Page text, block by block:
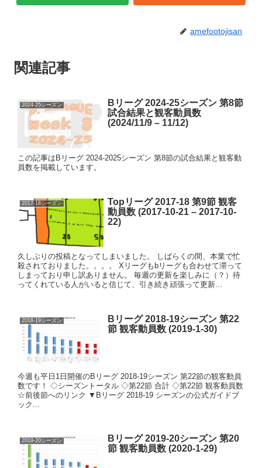
amefootojisan
関連記事
2024-25シーズン
Bリーグ 2024-25シーズン 第8節
試合結果と観客動員数
(2024/11/9 – 11/12)
この記事はBリーグ 2024-2025シーズン 第8節の試合結果と観客動
員数を掲載しています。
2017-18シーズン
Topリーグ 2017-18 第9節 観客
動員数 (2017-10-21 – 2017-10-
22)
久しぶりの投稿となってしまいました。 しばらくの間、本業で忙
殺されておりました。。。。 Xリーグもbリーグも合わせて滞って
しまっており申し訳ありません。 毎週の更新を楽しみに（？）待
ってくれている人がいると信じて、引き続き頑張って更新...
2018-19シーズン
Bリーグ 2018-19シーズン 第22
節 観客動員数 (2019-1-30)
今週も平日1日開催のBリーグ 2018-19シーズン 第22節の観客動員
数です！ ◇シーズントータル ◇第22節 合計 ◇第22節 観客動員数
☆前後節へのリンク ▼Bリーグ 2018-19 シーズンの公式ガイドブ
ック...
2019-20シーズン
Bリーグ 2019-20シーズン 第20
節 観客動員数 (2020-1-29)